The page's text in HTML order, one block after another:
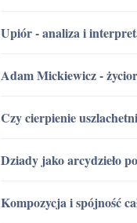
Upiór - analiza i
Adam Mickiewicz -
Czy cierpienie
Dziady jako arcydzieło
Kompozycja i spójność